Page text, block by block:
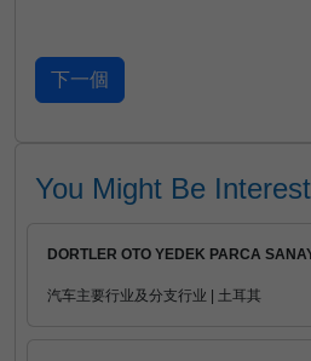
You Might Be
DORTLER OTO YEDEK PARCA
汽车主要行业及分支行业 | 土耳其